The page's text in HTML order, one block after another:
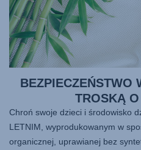
BEZPIECZEŃSTWO
TROSKĄ
Chroń swoje dzieci i środowisko
LETNIM, wyprodukowanym w
organicznej, uprawianej bez